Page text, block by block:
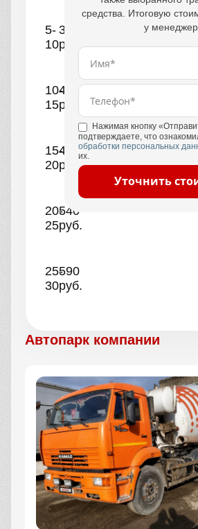
5-
10
390
руб.
10-
15
440
руб.
15-
20
490
руб.
20-
25
540
руб.
25-
30
590
руб.
средства. Итоговую
у
Нажимая кнопку
подтверждаете, что
обработки персональных
их.
Уточнить
Автопарк компании